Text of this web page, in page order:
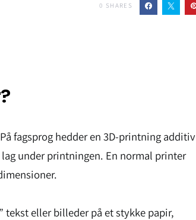
0 SHARES
fagsprog hedder en 3D-printning additiv
under printningen. En normal printer
eller billeder på et stykke papir,